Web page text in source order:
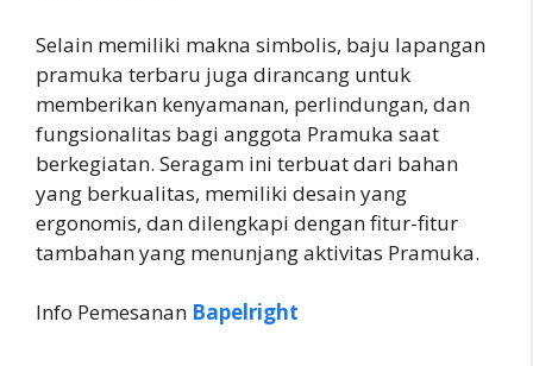
Selain memiliki makna simbolis, baju lapangan
pramuka terbaru juga dirancang untuk
memberikan kenyamanan, perlindungan, dan
fungsionalitas bagi anggota Pramuka saat
berkegiatan. Seragam ini terbuat dari bahan
yang berkualitas, memiliki desain yang
ergonomis, dan dilengkapi dengan fitur-fitur
tambahan yang menunjang aktivitas Pramuka.
Info Pemesanan Bapelright